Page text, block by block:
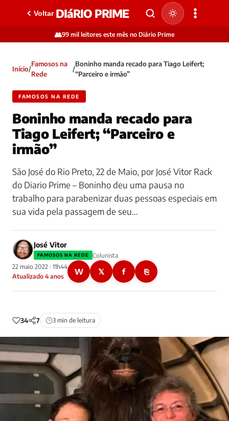
Voltar DIáRIO PRIME
👥99 mil leitores este mês no Diário Prime
Início/
Famosos na
Rede
/
Boninho manda recado para Tiago Leifert;
“Parceiro e irmão”
FAMOSOS NA REDE
Boninho manda recado para
Tiago Leifert; “Parceiro e
irmão”
São José do Rio Preto, 22 de Maio, por José Vitor Rack
do Diario Prime – Boninho deu uma pausa no
trabalho para parabenizar duas pessoas especiais em
sua vida pela passagem de seu…
José Vitor
FAMOSOS NA REDE
Colunista
22 maio 2022 · 11h44
Atualizado 4 anos
W 𝕏 f ⎘
34 7 3 min de leitura